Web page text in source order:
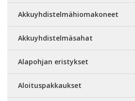
Akkuyhdistelmähiomakoneet
Akkuyhdistelmäsahat
Alapohjan eristykset
Aloituspakkaukset